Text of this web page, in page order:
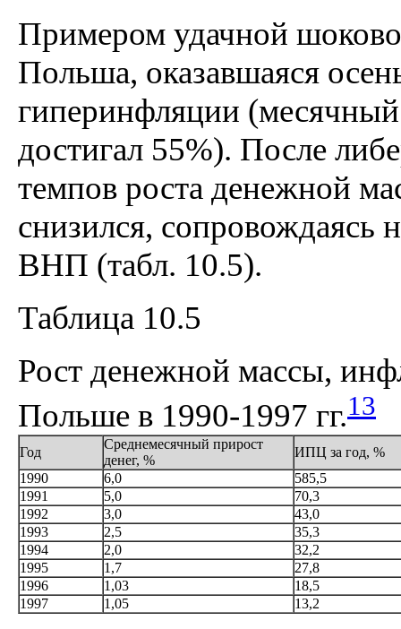
Примером удачной
Польша, оказавшаяся
гиперинфляции
достигал 55%). После
темпов роста денежной
снизился, сопровождаясь
ВНП (табл. 10.5).
Таблица 10.5
Рост денежной массы,
Польше в 1990-1997 гг.13
Год
Среднемесячный прирост
денег, %
ИПЦ за год, %
1990
6,0
585,5
1991
5,0
70,3
1992
3,0
43,0
1993
2,5
35,3
1994
2,0
32,2
1995
1,7
27,8
1996
1,03
18,5
1997
1,05 13,2